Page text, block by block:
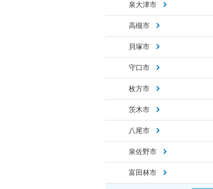
泉大津市
高槻市
貝塚市
守口市
枚方市
茨木市
八尾市
泉佐野市
富田林市